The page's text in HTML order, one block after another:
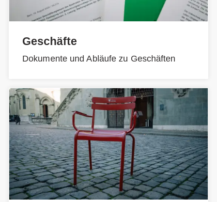
Geschäfte
Dokumente und Abläufe zu Geschäften